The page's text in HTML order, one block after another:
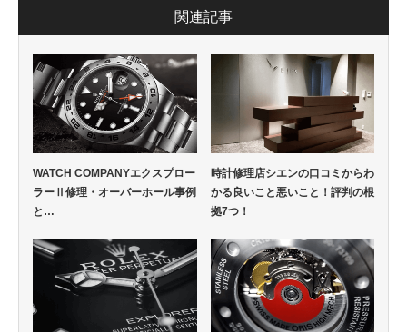
関連記事
WATCH COMPANYエクスプロー
ラーⅡ修理・オーバーホール事例
と…
時計修理店シエンの口コミからわ
かる良いこと悪いこと！評判の根
拠7つ！